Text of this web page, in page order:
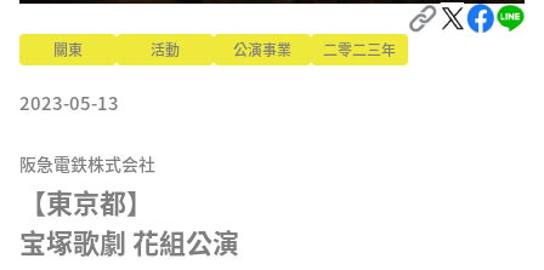
關東 活動 公演事業 二零二三年
2023-05-13
阪急電鉄株式会社
【東京都】
宝塚歌劇 花組公演